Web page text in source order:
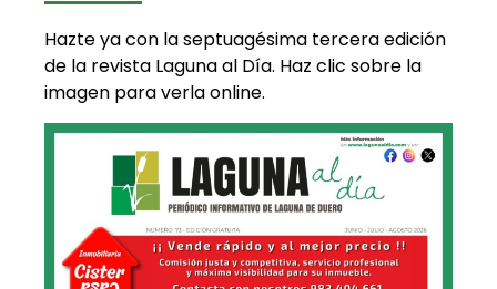
Hazte ya con la septuagésima tercera edición
de la revista Laguna al Día. Haz clic sobre la
imagen para verla online.